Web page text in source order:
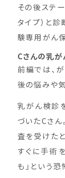
その後ステ
タイプ）と
験専用がん
Cさんの乳が
前編では、
後の悩みや
乳がん検診
づいたCさん
査を受けた
すぐに手術
も」という